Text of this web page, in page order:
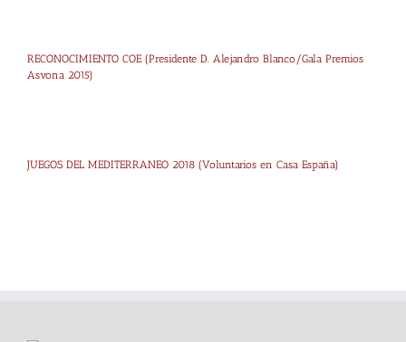
RECONOCIMIENTO COE (Presidente D. Alejandro Blanco/Gala Premios
Asvona 2015)
JUEGOS DEL MEDITERRANEO 2018 (Voluntarios en Casa España)